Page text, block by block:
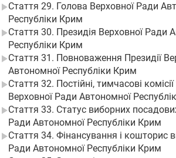
Стаття 29. Голова Верховної Ради
Республіки Крим
Стаття 30. Президія Верховної Ради
Республіки Крим
Стаття 31. Повноваження Президії
Автономної Республіки Крим
Стаття 32. Постійні, тимчасові
Верховної Ради Автономної
Стаття 33. Статус виборних
Ради Автономної Республіки Крим
Стаття 34. Фінансування і кошторис
Ради Автономної Республіки Крим